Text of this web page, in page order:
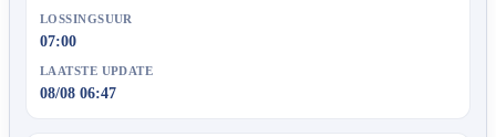
LOSSINGSUUR
07:00
LAATSTE UPDATE
08/08 06:47